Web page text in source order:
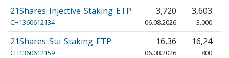
21Shares Injective Staking ETP
CH1360612134
3,720
06.08.2026
3,603
3.000
21Shares Sui Staking ETP
CH1360612159
16,36
06.08.2026
16,24
800